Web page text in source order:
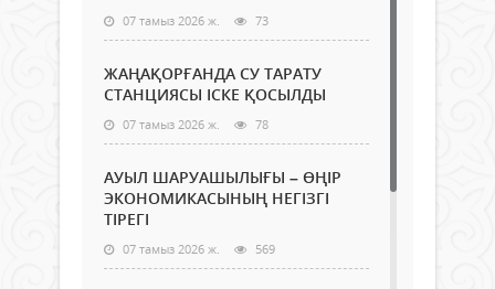
07 тамыз 2026 ж. 73
ЖАҢАҚОРҒАНДА СУ ТАРАТУ
СТАНЦИЯСЫ ІСКЕ ҚОСЫЛДЫ
07 тамыз 2026 ж. 78
АУЫЛ ШАРУАШЫЛЫҒЫ – ӨҢІР
ЭКОНОМИКАСЫНЫҢ НЕГІЗГІ
ТІРЕГІ
07 тамыз 2026 ж. 569